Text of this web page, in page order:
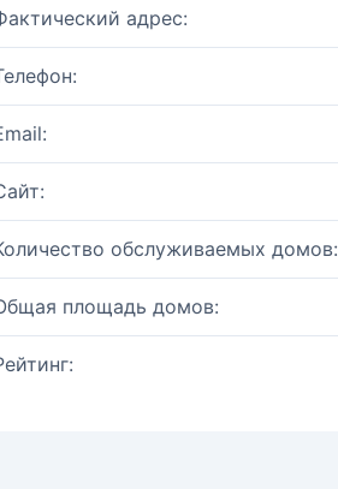
адрес:
обслуживаемых домов:
площадь домов: